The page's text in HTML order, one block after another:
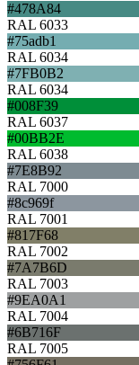
#478A84
RAL 6033
#75adb1
RAL 6034
#7FB0B2
RAL 6034
#008F39
RAL 6037
#00BB2E
RAL 6038
#7E8B92
RAL 7000
#8c969f
RAL 7001
#817F68
RAL 7002
#7A7B6D
RAL 7003
#9EA0A1
RAL 7004
#6B716F
RAL 7005